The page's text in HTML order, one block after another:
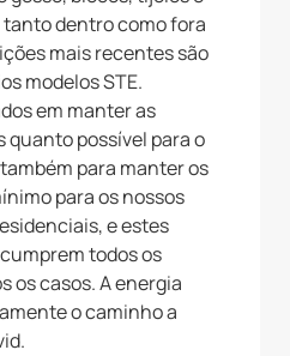
dentro como fora
mais recentes são
modelos STE.
em manter as
quanto possível para o
para manter os
para os nossos
e estes
todos os
os casos. A energia
o caminho a